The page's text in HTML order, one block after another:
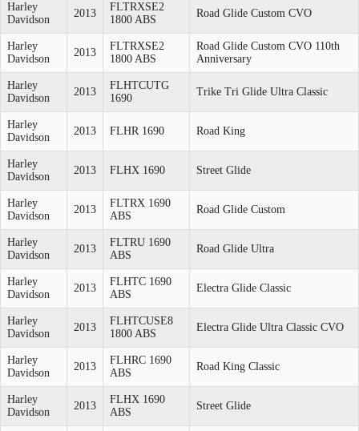
Harley
Davidson
2013
FLTRXSE2
1800 ABS
Road Glide Custom CVO
Harley
Davidson
2013
FLTRXSE2
1800 ABS
Road Glide Custom CVO 110th
Anniversary
Harley
Davidson
2013
FLHTCUTG
1690
Trike Tri Glide Ultra Classic
Harley
Davidson
2013 FLHR 1690 Road King
Harley
Davidson
2013 FLHX 1690 Street Glide
Harley
Davidson
2013
FLTRX 1690
ABS
Road Glide Custom
Harley
Davidson
2013
FLTRU 1690
ABS
Road Glide Ultra
Harley
Davidson
2013
FLHTC 1690
ABS
Electra Glide Classic
Harley
Davidson
2013
FLHTCUSE8
1800 ABS
Electra Glide Ultra Classic CVO
Harley
Davidson
2013
FLHRC 1690
ABS
Road King Classic
Harley
Davidson
2013
FLHX 1690
ABS
Street Glide